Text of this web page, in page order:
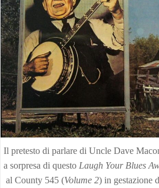
Il pretesto di parlare di Uncle Dave
a sorpresa di questo Laugh Your Blues
al County 545 (Volume 2) in gestazione